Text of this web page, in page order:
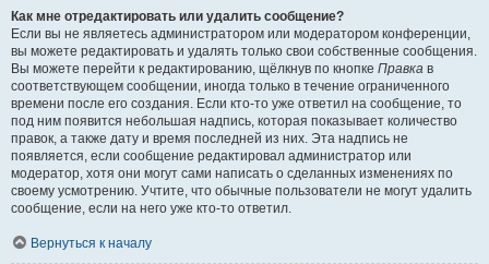
Как мне отредактировать или удалить сообщение?
Если вы не являетесь администратором или модератором конференции,
вы можете редактировать и удалять только свои собственные сообщения.
Вы можете перейти к редактированию, щёлкнув по кнопке Правка в
соответствующем сообщении, иногда только в течение ограниченного
времени после его создания. Если кто-то уже ответил на сообщение, то
под ним появится небольшая надпись, которая показывает количество
правок, а также дату и время последней из них. Эта надпись не
появляется, если сообщение редактировал администратор или
модератор, хотя они могут сами написать о сделанных изменениях по
своему усмотрению. Учтите, что обычные пользователи не могут удалить
сообщение, если на него уже кто-то ответил.
Вернуться к началу